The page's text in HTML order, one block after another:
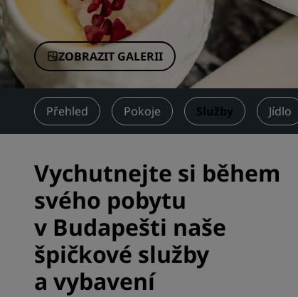
Přidružené značky v Číně
ZOBRAZIT GALERII
Přehled Pokoje Služby Jídlo
Vychutnejte si během
svého pobytu
v Budapešti naše
špičkové služby
a vybavení